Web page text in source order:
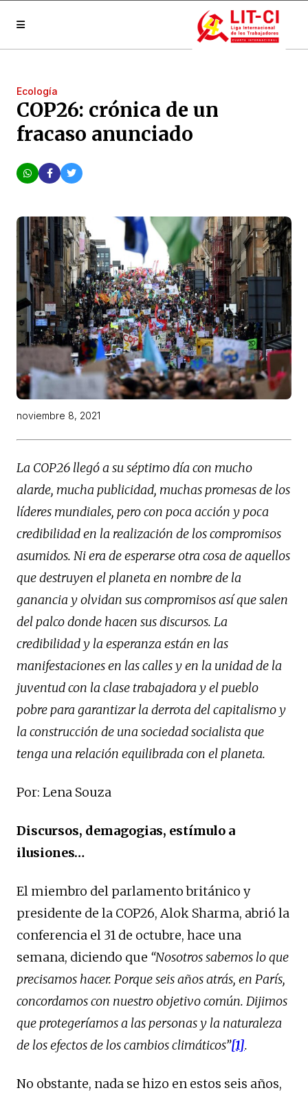
Ecología
COP26: crónica de un
fracaso anunciado
noviembre 8, 2021
La COP26 llegó a su séptimo día con mucho
alarde, mucha publicidad, muchas promesas de los
líderes mundiales, pero con poca acción y poca
credibilidad en la realización de los compromisos
asumidos. Ni era de esperarse otra cosa de aquellos
que destruyen el planeta en nombre de la
ganancia y olvidan sus compromisos así que salen
del palco donde hacen sus discursos. La
credibilidad y la esperanza están en las
manifestaciones en las calles y en la unidad de la
juventud con la clase trabajadora y el pueblo
pobre para garantizar la derrota del capitalismo y
la construcción de una sociedad socialista que
tenga una relación equilibrada con el planeta.
Por: Lena Souza
Discursos, demagogias, estímulo a
ilusiones…
El miembro del parlamento británico y
presidente de la COP26, Alok Sharma, abrió la
conferencia el 31 de octubre, hace una
semana, diciendo que “Nosotros sabemos lo que
precisamos hacer. Porque seis años atrás, en París,
concordamos con nuestro objetivo común. Dijimos
que protegeríamos a las personas y la naturaleza
de los efectos de los cambios climáticos”[1].
No obstante, nada se hizo en estos seis años,